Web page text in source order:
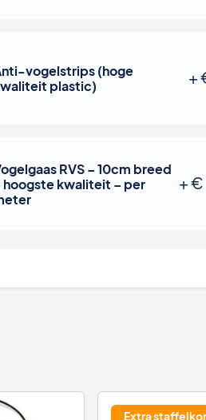
vogelstrips (hoge
plastic)
+
RVS – 10cm breed
hoogste kwaliteit – per
+€
Extra